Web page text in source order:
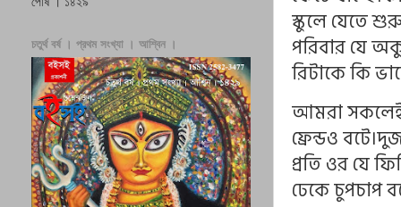
স্কুলে যেতে
পরিবার যে
রিটাকে কি
আমরা সকলেই
ফ্রেন্ডও
প্রতি ওর যে
ঢেকে চুপচাপ
চতুর্থ বর্ষ । প্রথম সংখ্যা । আশ্বিন ।